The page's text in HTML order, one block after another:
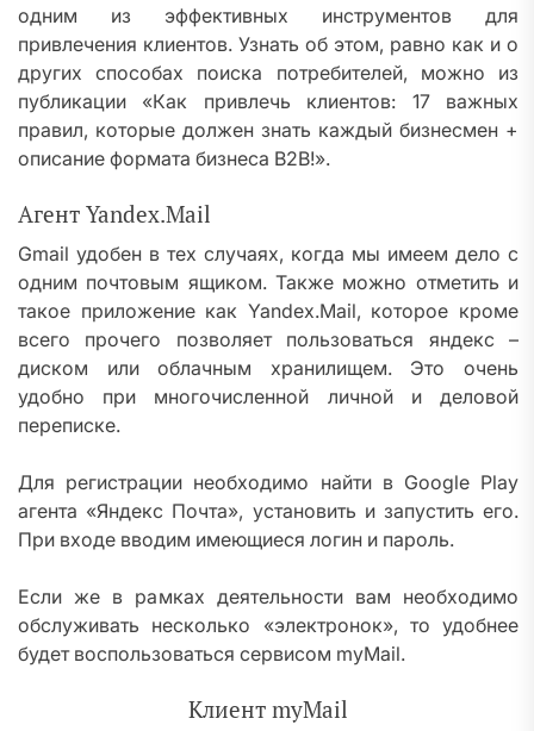
одним из эффективных инструментов для
привлечения клиентов. Узнать об этом, равно как и о
других способах поиска потребителей, можно из
публикации «Как привлечь клиентов: 17 важных
правил, которые должен знать каждый бизнесмен +
описание формата бизнеса В2В!».
Агент Yandex.Mail
Gmail удобен в тех случаях, когда мы имеем дело с
одним почтовым ящиком. Также можно отметить и
такое приложение как Yandex.Mail, которое кроме
всего прочего позволяет пользоваться яндекс –
диском или облачным хранилищем. Это очень
удобно при многочисленной личной и деловой
переписке.
Для регистрации необходимо найти в Google Play
агента «Яндекс Почта», установить и запустить его.
При входе вводим имеющиеся логин и пароль.
Если же в рамках деятельности вам необходимо
обслуживать несколько «электронок», то удобнее
будет воспользоваться сервисом myMail.
Клиент myMail